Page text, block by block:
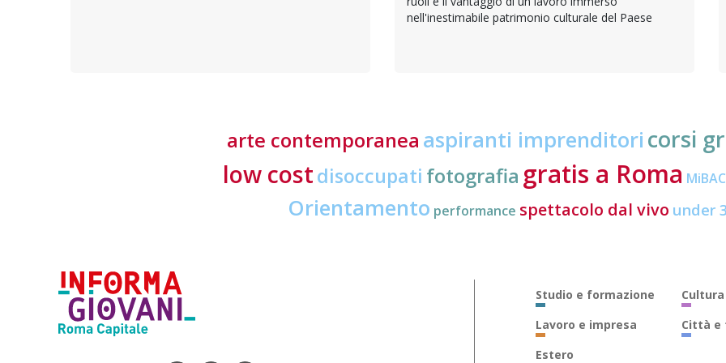
nell'inestimabile patrimonio culturale del Paese
arte contemporanea aspiranti imprenditori corsi
low costdisoccupati fotografia gratis a Roma
Orientamento performance spettacolo dal vivo under
Studio e formazione
Lavoro e impresa
Estero
Città e